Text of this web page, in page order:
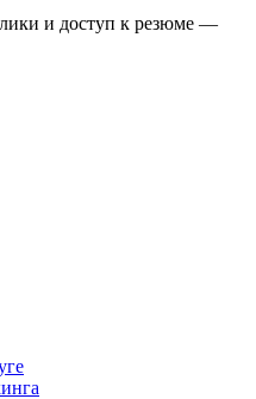
и доступ к резюме —